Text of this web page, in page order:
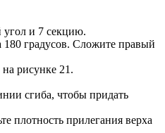
и 7 секцию.
180 градусов. Сложите правый
на рисунке 21.
сгиба, чтобы придать
плотность прилегания верха